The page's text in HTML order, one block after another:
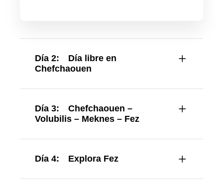
Día 2:
Día libre en
Chefchaouen
Día 3:
Chefchaouen –
Volubilis – Meknes – Fez
Día 4: Explora Fez